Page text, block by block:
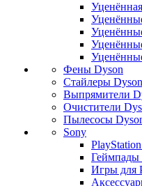
Фены Dyson
Стайлеры Dyson
Выпрямители
Очистители
Пылесосы
Sony
Геймпады
Игры для